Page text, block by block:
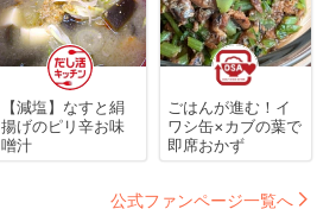
【減塩】なすと絹
揚げのピリ辛お味
噌汁
ごはんが進む！イ
ワシ缶×カブの葉で
即席おかず
公式ファンページ一覧へ